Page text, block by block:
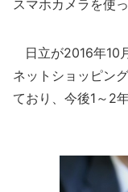
スマホカメラを使
日立が2016年10
ネットショッピン
ており、今後1～2